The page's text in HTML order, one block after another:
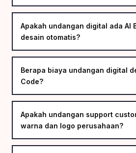
Apakah undangan digital ada AI
desain otomatis?
Berapa biaya undangan digital
Code?
Apakah undangan support
warna dan logo perusahaan?